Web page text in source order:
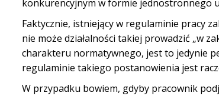
konkurencyjnym w formie jednostronnego
Faktycznie, istniejący w regulaminie pracy
nie może działalności takiej prowadzić „w
charakteru normatywnego, jest to jedynie
regulaminie takiego postanowienia jest
W przypadku bowiem, gdyby pracownik